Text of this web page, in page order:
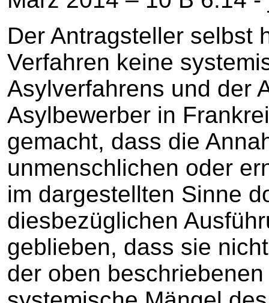
Der Antragsteller selbst
Verfahren keine
Asylverfahrens und der
Asylbewerber in
gemacht, dass die
unmenschlichen oder
im dargestellten Sinne
diesbezüglichen
geblieben, dass sie
der oben